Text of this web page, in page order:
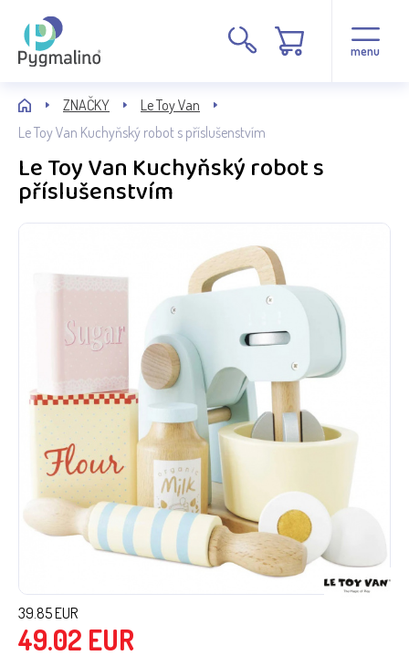
menu
ZNAČKY
Le Toy Van
Le Toy Van Kuchyňský robot s příslušenstvím
Le Toy Van Kuchyňský robot s
příslušenstvím
39.85EUR
49.02 EUR